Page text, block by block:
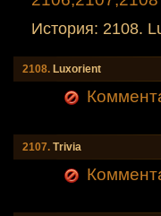
История: 2108.
2108. Luxorient
2107. Тrivia